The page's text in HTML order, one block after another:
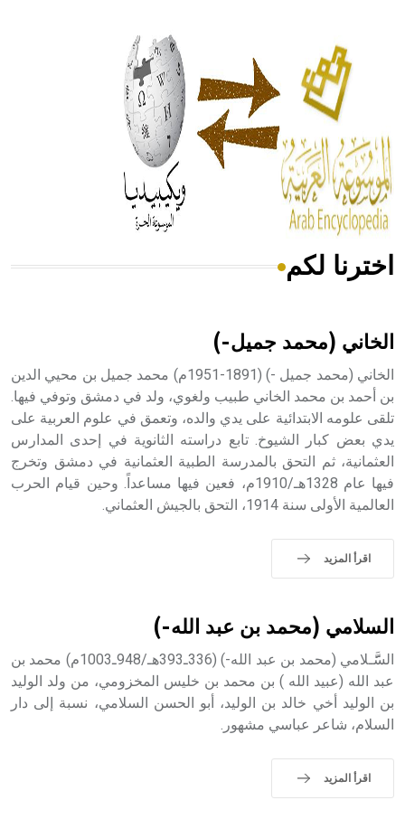
الحكم، الأدلة، تنظيم التغذية، ورسالته في جروح الرأس. ويعود
له الفضل بأنه حرر الطب من الدين والفلسفة.
- هل تعلم أن المرجان إفراز حيواني يتكون في البحر ويتركب
من مادة كربونات الكلسيوم، وهو أحمر أو شديد الحمرة وهو
أجود أنواعه، ويمتاز بكبر الحجم ويسمى الش
هل تعلم أن الأبسيد كلمة فرنسية اللفظ تم اعتمادها مصطلحاً
- هل تعلم أن أبجر Abgar اسم معروف جيداً يعود إلى عدد من
الملوك الذين حكموا مدينة إديسا (الرها) من أبجر الأول وحتى
التاسع، وهم ينتسبون إلى أسرة أوسروين
اخترنا لكم
الخاني (محمد جميل-)
الخاني (محمد جميل -) (1891-1951م) محمد جميل بن محيي الدين
بن أحمد بن محمد الخاني طبيب ولغوي، ولد في دمشق وتوفي فيها.
تلقى علومه الابتدائية على يدي والده، وتعمق في علوم العربية على
يدي بعض كبار الشيوخ. تابع دراسته الثانوية في إحدى المدارس
العثمانية، ثم التحق بالمدرسة الطبية العثمانية في دمشق وتخرج
فيها عام 1328هـ/1910م، فعين فيها مساعداً. وحين قيام الحرب
العالمية الأولى سنة 1914، التحق بالجيش العثماني.
اقرأ المزيد
السلامي (محمد بن عبد الله-)
السََََََّـلامي (محمد بن عبد الله-) (336ـ393هـ/948ـ1003م) محمد بن
عبد الله (عبيد الله ) بن محمد بن خليس المخزومي، من ولد الوليد
بن الوليد أخي خالد بن الوليد، أبو الحسن السلامي، نسبة إلى دار
السلام، شاعر عباسي مشهور.
اقرأ المزيد